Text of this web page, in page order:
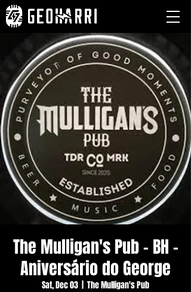
The Mulligan's Pub - BH -
Aniversário do George
Sat, Dec 03
The Mulligan's Pub